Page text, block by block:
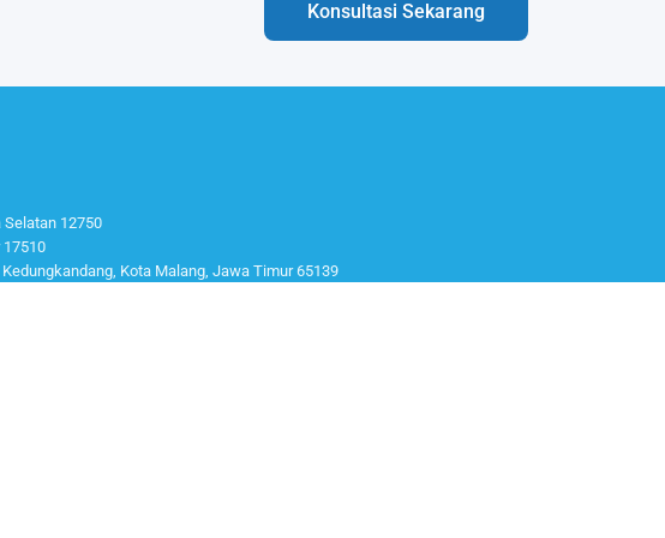
Konsultasi Sekarang
Selatan 12750
17510
Kota Malang, Jawa Timur 65139